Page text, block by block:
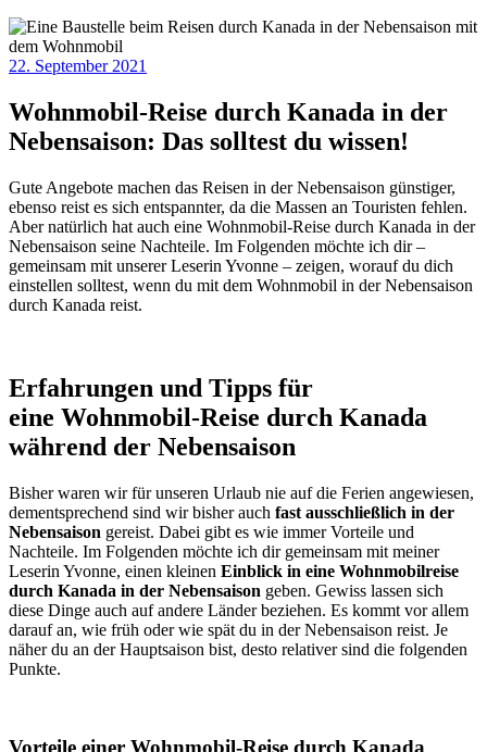
22. September 2021
Wohnmobil-Reise durch Kanada in der
Nebensaison: Das solltest du wissen!
Gute Angebote machen das Reisen in der Nebensaison günstiger,
ebenso reist es sich entspannter, da die Massen an Touristen fehlen.
Aber natürlich hat auch eine Wohnmobil-Reise durch Kanada in der
Nebensaison seine Nachteile. Im Folgenden möchte ich dir –
gemeinsam mit unserer Leserin Yvonne – zeigen, worauf du dich
einstellen solltest, wenn du mit dem Wohnmobil in der Nebensaison
durch Kanada reist.
Erfahrungen und Tipps für
eine Wohnmobil-Reise durch Kanada
während der Nebensaison
Bisher waren wir für unseren Urlaub nie auf die Ferien angewiesen,
dementsprechend sind wir bisher auch fast ausschließlich in der
Nebensaison gereist. Dabei gibt es wie immer Vorteile und
Nachteile. Im Folgenden möchte ich dir gemeinsam mit meiner
Leserin Yvonne, einen kleinen Einblick in eine Wohnmobilreise
durch Kanada in der Nebensaison geben. Gewiss lassen sich
diese Dinge auch auf andere Länder beziehen. Es kommt vor allem
darauf an, wie früh oder wie spät du in der Nebensaison reist. Je
näher du an der Hauptsaison bist, desto relativer sind die folgenden
Punkte.